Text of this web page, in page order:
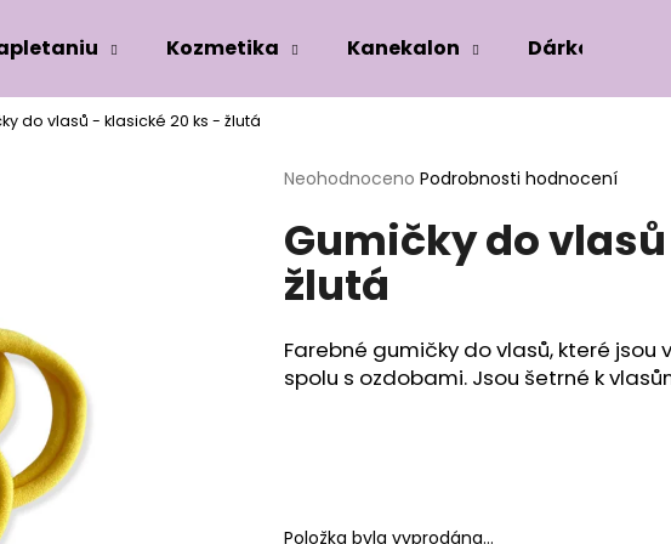
Kozmetika Kanekalon Dárková edice
do vlasů - klasické 20 ks - žlutá
Průměrné
produktu
je
0,0
z
hvězdiček.
Neohodnoceno Podrobnosti hodnocení
Gumičky do
žlutá
Farebné gumičky do vlasů, které jsou
spolu s ozdobami. Jsou šetrné k
Položka byla vyprodána…
Co potřebujete najít?
HLEDAT